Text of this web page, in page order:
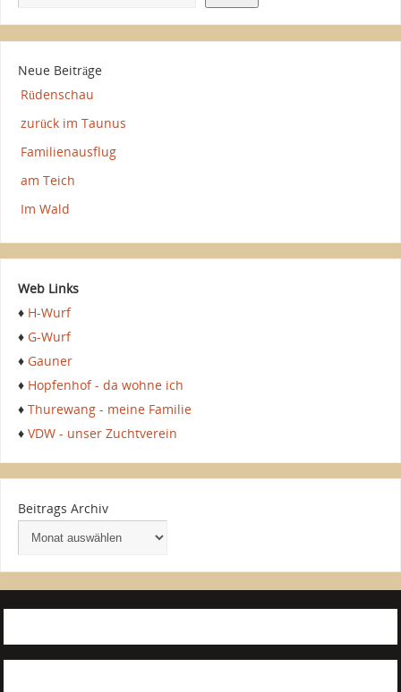
Neue Beiträge
Rüdenschau
zurück im Taunus
Familienausflug
am Teich
Im Wald
Web Links
♦ H-Wurf
♦ G-Wurf
♦ Gauner
♦ Hopfenhof - da wohne ich
♦ Thurewang - meine Familie
♦ VDW - unser Zuchtverein
Beitrags Archiv